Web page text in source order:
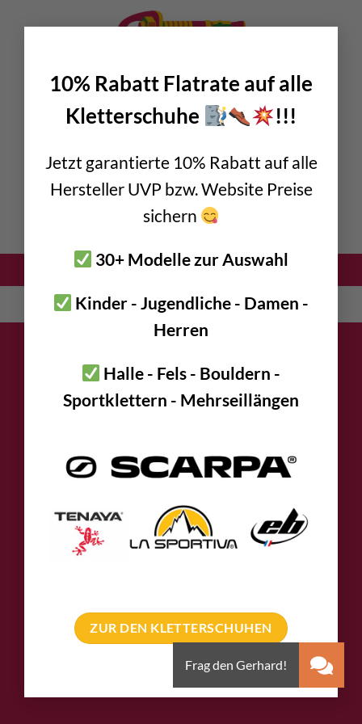
10% Rabatt Flatrate auf alle
Kletterschuhe
!!!
Jetzt garantierte 10% Rabatt auf alle
Hersteller UVP bzw. Website Preise
sichern
30+ Modelle zur Auswahl
Kinder - Jugendliche - Damen -
Herren
Halle - Fels - Bouldern -
Sportklettern - Mehrseillängen
ZUR DEN KLETTERSCHUHEN
Shopping Cart
RETURN TO SHOP
English Deutsch(German)